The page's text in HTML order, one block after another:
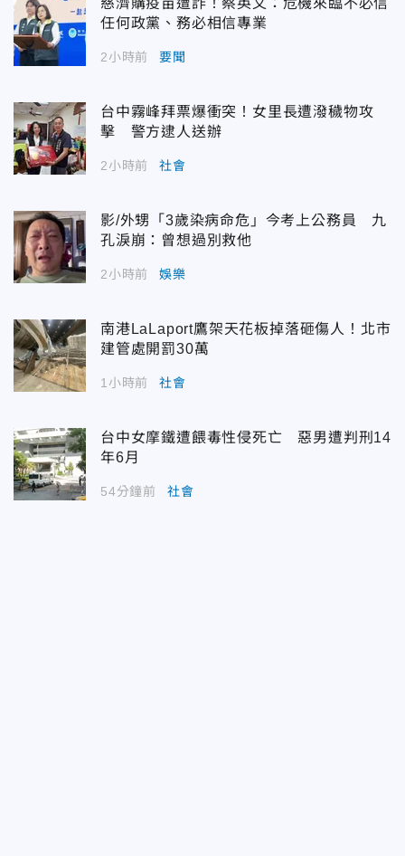
任何政黨、務必相信專業
2小時前 要聞
台中霧峰拜票爆衝突！女里長遭潑穢物攻
擊 警方逮人送辦
2小時前 社會
影/外甥「3歲染病命危」今考上公務員 九
孔淚崩：曾想過別救他
2小時前 娛樂
南港LaLaport鷹架天花板掉落砸傷人！北市
建管處開罰30萬
1小時前 社會
台中女摩鐵遭餵毒性侵死亡 惡男遭判刑14
年6月
54分鐘前 社會